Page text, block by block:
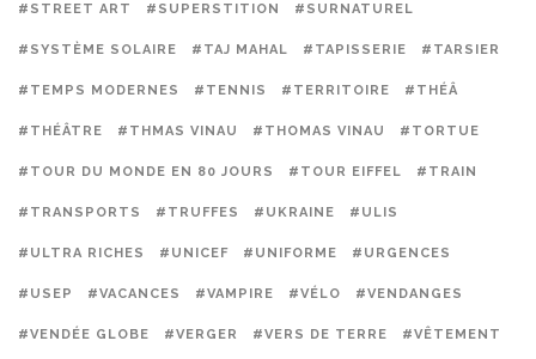
#STREET ART #SUPERSTITION #SURNATUREL
#SYSTÈME SOLAIRE #TAJ MAHAL #TAPISSERIE #TARSIER
#TEMPS MODERNES #TENNIS #TERRITOIRE #THÉÂ
#THÉÂTRE #THMAS VINAU #THOMAS VINAU #TORTUE
#TOUR DU MONDE EN 80 JOURS #TOUR EIFFEL #TRAIN
#TRANSPORTS #TRUFFES #UKRAINE #ULIS
#ULTRA RICHES #UNICEF #UNIFORME #URGENCES
#USEP #VACANCES #VAMPIRE #VÉLO #VENDANGES
#VENDÉE GLOBE #VERGER #VERS DE TERRE #VÊTEMENT